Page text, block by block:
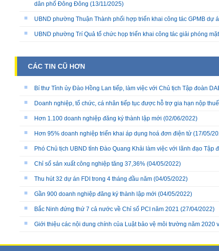
dân phố Đông Đông (13/11/2025)
UBND phường Thuận Thành phối hợp triển khai công tác GPMB dự
UBND phường Trí Quả tổ chức họp triển khai công tác giải phóng
CÁC TIN CŨ HƠN
Bí thư Tỉnh ủy Đào Hồng Lan tiếp, làm việc với Chủ tịch Tập đoàn
Doanh nghiệp, tổ chức, cá nhân tiếp tục được hỗ trợ gia hạn nộp
Hơn 1.100 doanh nghiệp đăng ký thành lập mới (02/06/2022)
Hơn 95% doanh nghiệp triển khai áp dụng hoá đơn điện tử (17/05/
Phó Chủ tịch UBND tỉnh Đào Quang Khải làm việc với lãnh đạo Tập
Chỉ số sản xuất công nghiệp tăng 37,36% (04/05/2022)
Thu hút 32 dự án FDI trong 4 tháng đầu năm (04/05/2022)
Gần 900 doanh nghiệp đăng ký thành lập mới (04/05/2022)
Bắc Ninh đứng thứ 7 cả nước về Chỉ số PCI năm 2021 (27/04/2022)
Giới thiệu các nội dung chính của Luật bảo vệ môi trường năm 2020